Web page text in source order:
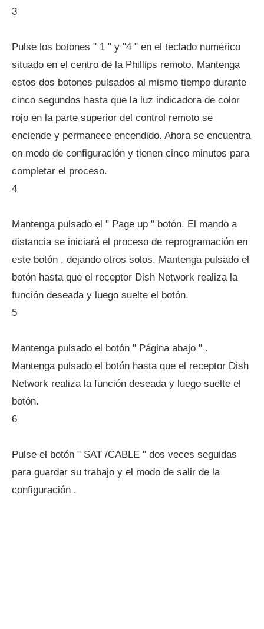
3
Pulse los botones " 1 " y "4 " en el teclado numérico
situado en el centro de la Phillips remoto. Mantenga
estos dos botones pulsados ​​al mismo tiempo durante
cinco segundos hasta que la luz indicadora de color
rojo en la parte superior del control remoto se
enciende y permanece encendido. Ahora se encuentra
en modo de configuración y tienen cinco minutos para
completar el proceso.
4
Mantenga pulsado el " Page up " botón. El mando a
distancia se iniciará el proceso de reprogramación en
este botón , dejando otros solos. Mantenga pulsado el
botón hasta que el receptor Dish Network realiza la
función deseada y luego suelte el botón.
5
Mantenga pulsado el botón " Página abajo " .
Mantenga pulsado el botón hasta que el receptor Dish
Network realiza la función deseada y luego suelte el
botón.
6
Pulse el botón " SAT /CABLE " dos veces seguidas
para guardar su trabajo y el modo de salir de la
configuración .